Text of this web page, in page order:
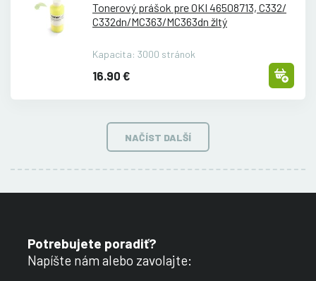
Tonerový prášok pre OKI 46508713, C332/
C332dn/MC363/MC363dn žltý
Kapacita: 3000 stránok
16.90 €
NAČÍST DALŠÍ
Potrebujete poradiť?
Napíšte nám alebo zavolajte: